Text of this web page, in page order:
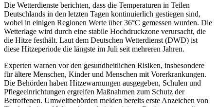
Die Wetterdienste berichten, dass die Temperaturen in Teilen
Deutschlands in den letzten Tagen kontinuierlich gestiegen sind,
wobei in einigen Regionen Werte über 36°C gemessen wurden. Die
Wetterlage wird durch eine stabile Hochdruckzone verursacht, die
die Hitze festhält. Laut dem Deutschen Wetterdienst (DWD) ist
diese Hitzeperiode die längste im Juli seit mehreren Jahren.
Experten warnen vor den gesundheitlichen Risiken, insbesondere
für ältere Menschen, Kinder und Menschen mit Vorerkrankungen.
Die Behörden haben Hitzewarnungen ausgegeben, Schulen und
Pflegeeinrichtungen ergreifen Maßnahmen zum Schutz der
Betroffenen. Umweltbehörden melden bereits erste Anzeichen von